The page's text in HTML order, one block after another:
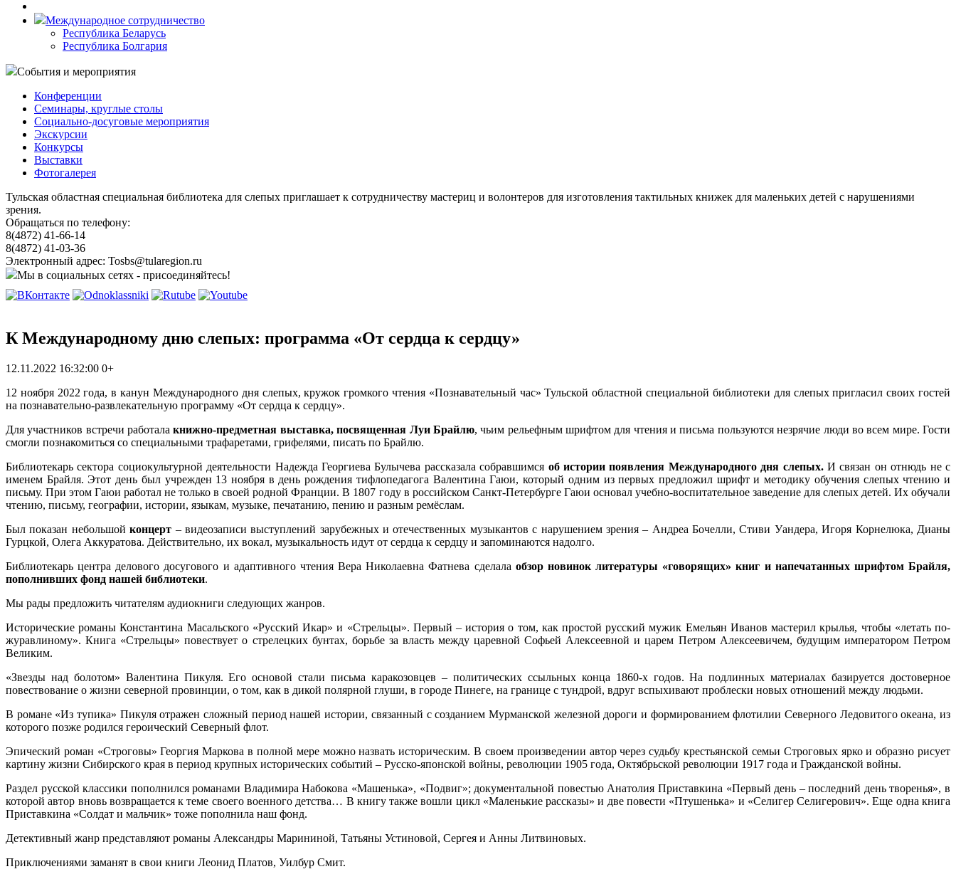
Международное сотрудничество
Республика Беларусь
Республика Болгария
События и мероприятия
Конференции
Семинары, круглые столы
Социально-досуговые мероприятия
Экскурсии
Конкурсы
Выставки
Фотогалерея
Тульская областная специальная библиотека для слепых приглашает к сотрудничеству мастериц и волонтеров для изготовления тактильных книжек для маленьких детей с нарушениями
зрения.
Обращаться по телефону:
8(4872) 41-66-14
8(4872) 41-03-36
Электронный адрес: Tosbs@tularegion.ru
Мы в социальных сетях - присоединяйтесь!
К Международному дню слепых: программа «От сердца к сердцу»
12.11.2022 16:32:00 0+
12 ноября 2022 года, в канун Международного дня слепых, кружок громкого чтения «Познавательный час» Тульской областной специальной библиотеки для слепых пригласил своих гостей
на познавательно-развлекательную программу «От сердца к сердцу».
Для участников встречи работалакнижно-предметная выставка, посвященная Луи Брайлю, чьим рельефным шрифтом для чтения и письма пользуются незрячие люди во всем мире. Гости
смогли познакомиться со специальными трафаретами, грифелями, писать по Брайлю.
Библиотекарь сектора социокультурной деятельности Надежда Георгиева Булычева рассказала собравшимся об истории появления Международного дня слепых.И связан он отнюдь не с
именем Брайля. Этот день был учрежден 13 ноября в день рождения тифлопедагога Валентина Гаюи, который одним из первых предложил шрифт и методику обучения слепых чтению и
письму. При этом Гаюи работал не только в своей родной Франции. В 1807 году в российском Санкт-Петербурге Гаюи основал учебно-воспитательное заведение для слепых детей. Их обучали
чтению, письму, географии, истории, языкам, музыке, печатанию, пению и разным ремёслам.
Был показан небольшойконцерт – видеозаписи выступлений зарубежных и отечественных музыкантов с нарушением зрения – Андреа Бочелли, Стиви Уандера, Игоря Корнелюка, Дианы
Гурцкой, Олега Аккуратова. Действительно, их вокал, музыкальность идут от сердца к сердцу и запоминаются надолго.
Библиотекарь центра делового досугового и адаптивного чтения Вера Николаевна Фатнева сделала обзор новинок литературы «говорящих» книг и напечатанных шрифтом Брайля,
пополнивших фонд нашей библиотеки.
Мы рады предложить читателям аудиокниги следующих жанров.
Исторические романы Константина Масальского «Русский Икар» и «Стрельцы». Первый – история о том, как простой русский мужик Емельян Иванов мастерил крылья, чтобы «летать по-
журавлиному». Книга «Стрельцы» повествует о стрелецких бунтах, борьбе за власть между царевной Софьей Алексеевной и царем Петром Алексеевичем, будущим императором Петром
Великим.
«Звезды над болотом» Валентина Пикуля. Его основой стали письма каракозовцев – политических ссыльных конца 1860-х годов. На подлинных материалах базируется достоверное
повествование о жизни северной провинции, о том, как в дикой полярной глуши, в городе Пинеге, на границе с тундрой, вдруг вспыхивают проблески новых отношений между людьми.
В романе «Из тупика» Пикуля отражен сложный период нашей истории, связанный с созданием Мурманской железной дороги и формированием флотилии Северного Ледовитого океана, из
которого позже родился героический Северный флот.
Эпический роман «Строговы» Георгия Маркова в полной мере можно назвать историческим. В своем произведении автор через судьбу крестьянской семьи Строговых ярко и образно рисует
картину жизни Сибирского края в период крупных исторических событий – Русско-японской войны, революции 1905 года, Октябрьской революции 1917 года и Гражданской войны.
Раздел русской классики пополнился романами Владимира Набокова «Машенька», «Подвиг»; документальной повестью Анатолия Приставкина «Первый день – последний день творенья», в
которой автор вновь возвращается к теме своего военного детства… В книгу также вошли цикл «Маленькие рассказы» и две повести «Птушенька» и «Селигер Селигерович». Еще одна книга
Приставкина «Солдат и мальчик» тоже пополнила наш фонд.
Детективный жанр представляют романы Александры Марининой, Татьяны Устиновой, Сергея и Анны Литвиновых.
Приключениями заманят в свои книги Леонид Платов, Уилбур Смит.